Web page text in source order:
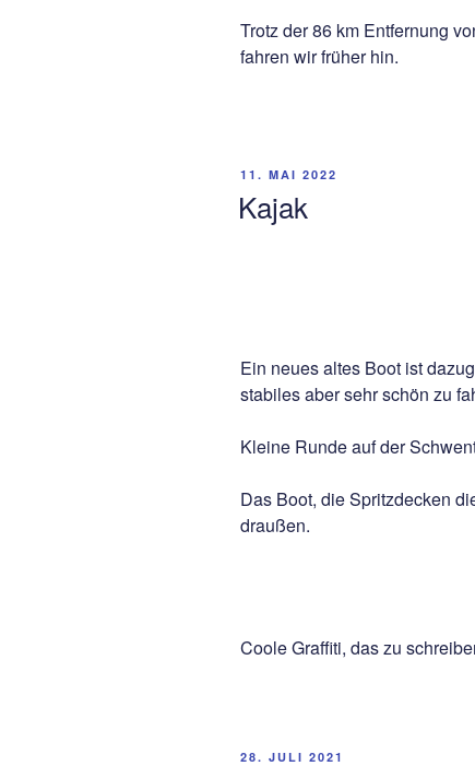
Trotz der 86 km Entfernung
fahren wir früher hin.
VERÖFFENTLICHT
11. MAI 2022
Kajak
Ein neues altes Boot ist
stabiles aber sehr schön zu
Kleine Runde auf der
Das Boot, die Spritzdecken
draußen.
Coole Graffiti, das zu
VERÖFFENTLICHT
28. JULI 2021